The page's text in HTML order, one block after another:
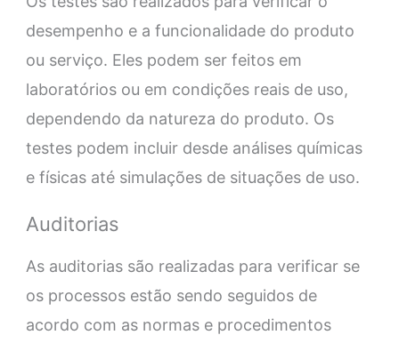
desempenho e a funcionalidade do produto
ou serviço. Eles podem ser feitos em
laboratórios ou em condições reais de uso,
dependendo da natureza do produto. Os
testes podem incluir desde análises químicas
e físicas até simulações de situações de uso.
Auditorias
As auditorias são realizadas para verificar se
os processos estão sendo seguidos de
acordo com as normas e procedimentos